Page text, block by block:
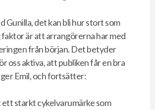
Gunilla, det kan bli hur stort som
faktor är att arrangörerna har med
från början. Det betyder
oss aktiva, att publiken får en bra
Emil, och fortsätter:
ett starkt cykelvarumärke som